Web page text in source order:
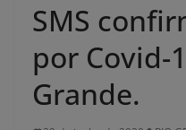
SMS
por Covid-
Grande.